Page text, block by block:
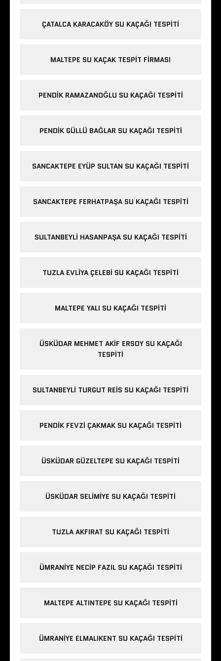
ÇATALCA KARACAKÖY SU KAÇAĞI TESPITI
MALTEPE SU KAÇAK TESPIT FIRMASI
PENDIK RAMAZANOĞLU SU KAÇAĞI TESPITI
PENDIK GÜLLÜ BAĞLAR SU KAÇAĞI TESPITI
SANCAKTEPE EYÜP SULTAN SU KAÇAĞI TESPITI
SANCAKTEPE FERHATPAŞA SU KAÇAĞI TESPITI
SULTANBEYLI HASANPAŞA SU KAÇAĞI TESPITI
TUZLA EVLIYA ÇELEBI SU KAÇAĞI TESPITI
MALTEPE YALI SU KAÇAĞI TESPITI
ÜSKÜDAR MEHMET AKIF ERSOY SU KAÇAĞI
TESPITI
SULTANBEYLI TURGUT REIS SU KAÇAĞI TESPITI
PENDIK FEVZI ÇAKMAK SU KAÇAĞI TESPITI
ÜSKÜDAR GÜZELTEPE SU KAÇAĞI TESPITI
ÜSKÜDAR SELIMIYE SU KAÇAĞI TESPITI
TUZLA AKFIRAT SU KAÇAĞI TESPITI
ÜMRANIYE NECIP FAZIL SU KAÇAĞI TESPITI
MALTEPE ALTINTEPE SU KAÇAĞI TESPITI
ÜMRANIYE ELMALIKENT SU KAÇAĞI TESPITI